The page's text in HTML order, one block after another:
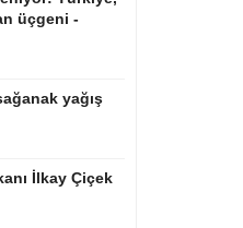
üçgeni -
yağış
İlkay Çiçek